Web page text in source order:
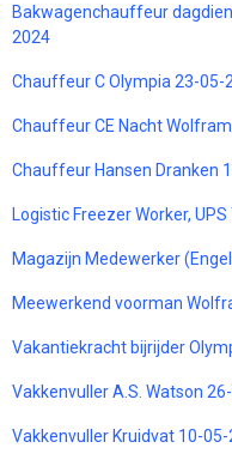
Bakwagenchauffeur
2024
Chauffeur C Olympia 23-05-
Chauffeur CE Nacht
Chauffeur Hansen Dranken
Logistic Freezer Worker,
Magazijn Medewerker
Meewerkend voorman
Vakantiekracht bijrijder
Vakkenvuller A.S. Watson
Vakkenvuller Kruidvat 10-